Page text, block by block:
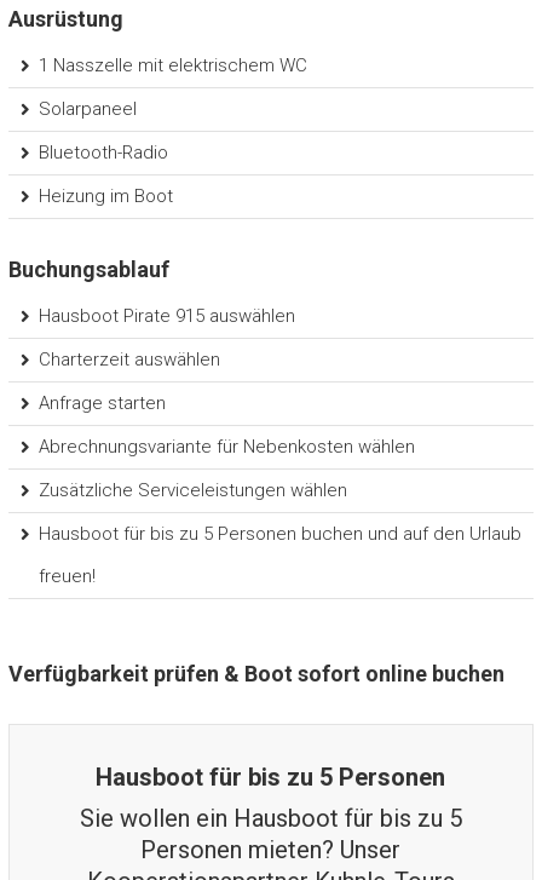
Ausrüstung
1 Nasszelle mit elektrischem WC
Solarpaneel
Bluetooth-Radio
Heizung im Boot
Buchungsablauf
Hausboot Pirate 915 auswählen
Charterzeit auswählen
Anfrage starten
Abrechnungsvariante für Nebenkosten wählen
Zusätzliche Serviceleistungen wählen
Hausboot für bis zu 5 Personen buchen und auf den Urlaub
freuen!
Verfügbarkeit prüfen & Boot sofort online buchen
Hausboot für bis zu 5 Personen
Sie wollen ein Hausboot für bis zu 5
Personen mieten? Unser